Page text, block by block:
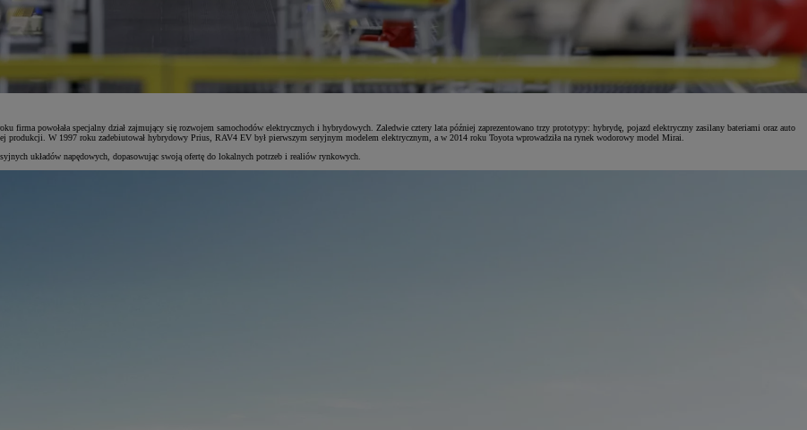
firma powołała specjalny dział zajmujący się rozwojem samochodów elektrycznych i hybrydowych. Zaledwie cztery lata później zaprezentowano trzy prototypy: hybrydę, pojazd elektryczny zasilany bateriami oraz auto
produkcji. W 1997 roku zadebiutował hybrydowy Prius, RAV4 EV był pierwszym seryjnym modelem elektrycznym, a w 2014 roku Toyota wprowadziła na rynek wodorowy model Mirai.
układów napędowych, dopasowując swoją ofertę do lokalnych potrzeb i realiów rynkowych.